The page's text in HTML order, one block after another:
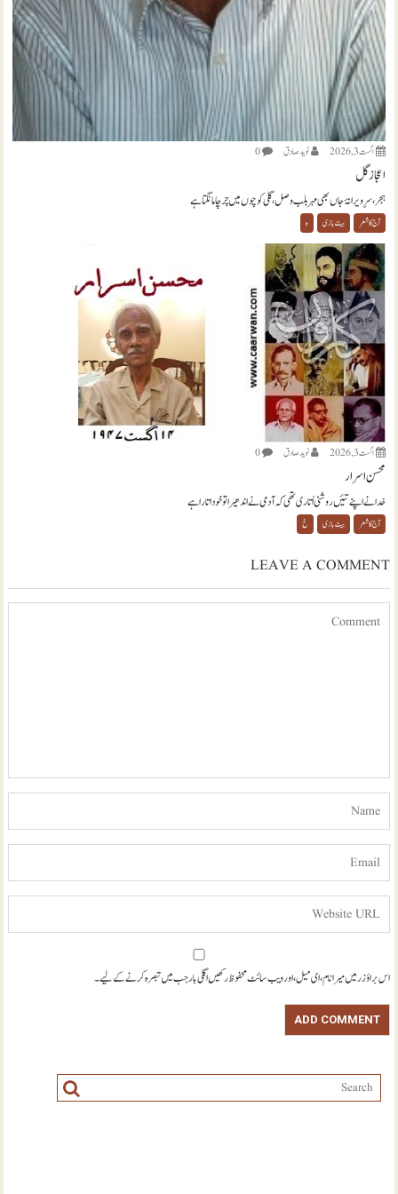
اگست 3, 2026 نويد صادق 0
اعجاز گل
ہجر، سرِ ویرانۂ جاں بھی مہر بلب وصل، گلی کوچوں میں چرچا مانگتا ہے
آج کا شعر بیت بازی ہ
اگست 3, 2026 نويد صادق 0
محسن اسرار
خدا نے اپنے تئیں روشنی اُتاری تھی کہ آدمی نے اندھیرا تو خود اتارا ہے
آج کا شعر بیت بازی خ
LEAVE A COMMENT
اس براؤزر میں میرا نام، ای میل، اور ویب سائٹ محفوظ رکھیں اگلی بار جب میں تبصرہ کرنے کےلیے۔